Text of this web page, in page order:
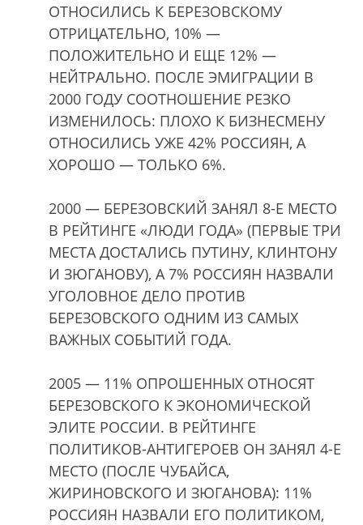
ОТНОСИЛИСЬ К БЕРЕЗОВСКОМУ
ОТРИЦАТЕЛЬНО, 10% —
ПОЛОЖИТЕЛЬНО И ЕЩЕ 12% —
НЕЙТРАЛЬНО. ПОСЛЕ ЭМИГРАЦИИ В
2000 ГОДУ СООТНОШЕНИЕ РЕЗКО
ИЗМЕНИЛОСЬ: ПЛОХО К БИЗНЕСМЕНУ
ОТНОСИЛИСЬ УЖЕ 42% РОССИЯН, А
ХОРОШО — ТОЛЬКО 6%.
2000 — БЕРЕЗОВСКИЙ ЗАНЯЛ 8-Е МЕСТО
В РЕЙТИНГЕ «ЛЮДИ ГОДА» (ПЕРВЫЕ ТРИ
МЕСТА ДОСТАЛИСЬ ПУТИНУ, КЛИНТОНУ
И ЗЮГАНОВУ), А 7% РОССИЯН НАЗВАЛИ
УГОЛОВНОЕ ДЕЛО ПРОТИВ
БЕРЕЗОВСКОГО ОДНИМ ИЗ САМЫХ
ВАЖНЫХ СОБЫТИЙ ГОДА.
2005 — 11% ОПРОШЕННЫХ ОТНОСЯТ
БЕРЕЗОВСКОГО К ЭКОНОМИЧЕСКОЙ
ЭЛИТЕ РОССИИ. В РЕЙТИНГЕ
ПОЛИТИКОВ-АНТИГЕРОЕВ ОН ЗАНЯЛ 4-Е
МЕСТО (ПОСЛЕ ЧУБАЙСА,
ЖИРИНОВСКОГО И ЗЮГАНОВА): 11%
РОССИЯН НАЗВАЛИ ЕГО ПОЛИТИКОМ,